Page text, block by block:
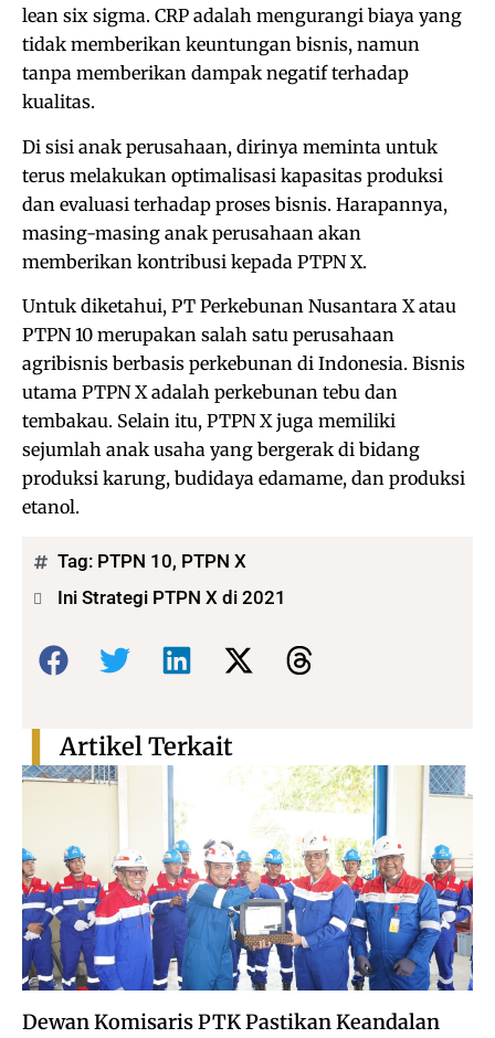
lean six sigma. CRP adalah mengurangi biaya yang
tidak memberikan keuntungan bisnis, namun
tanpa memberikan dampak negatif terhadap
kualitas.
Di sisi anak perusahaan, dirinya meminta untuk
terus melakukan optimalisasi kapasitas produksi
dan evaluasi terhadap proses bisnis. Harapannya,
masing-masing anak perusahaan akan
memberikan kontribusi kepada PTPN X.
Untuk diketahui, PT Perkebunan Nusantara X atau
PTPN 10 merupakan salah satu perusahaan
agribisnis berbasis perkebunan di Indonesia. Bisnis
utama PTPN X adalah perkebunan tebu dan
tembakau. Selain itu, PTPN X juga memiliki
sejumlah anak usaha yang bergerak di bidang
produksi karung, budidaya edamame, dan produksi
etanol.
Tag: PTPN 10, PTPN X
Ini Strategi PTPN X di 2021
Bagikan:
Dewan Komisaris PTK Pastikan Keandalan
Artikel Terkait